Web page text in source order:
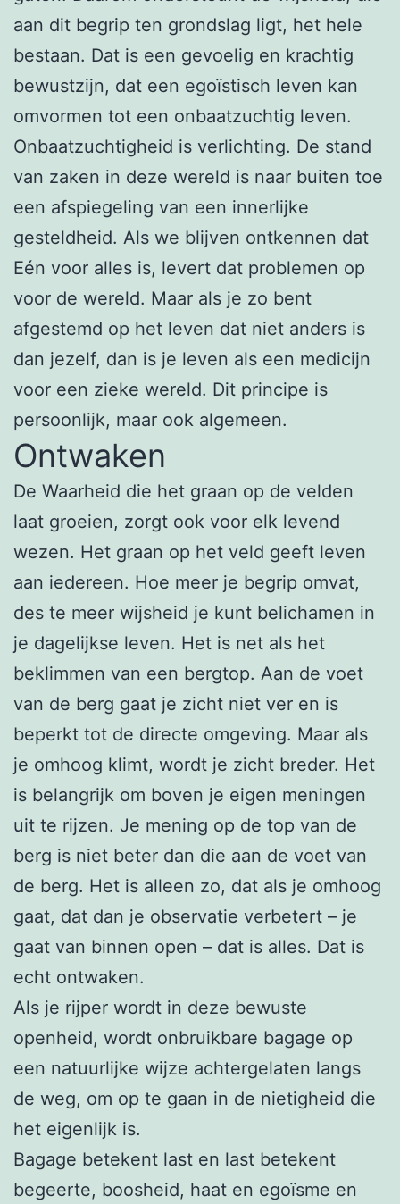
aan dit begrip ten grondslag ligt, het hele
bestaan. Dat is een gevoelig en krachtig
bewustzijn, dat een egoïstisch leven kan
omvormen tot een onbaatzuchtig leven.
Onbaatzuchtigheid is verlichting. De stand
van zaken in deze wereld is naar buiten toe
een afspiegeling van een innerlijke
gesteldheid. Als we blijven ontkennen dat
Eén voor alles is, levert dat problemen op
voor de wereld. Maar als je zo bent
afgestemd op het leven dat niet anders is
dan jezelf, dan is je leven als een medicijn
voor een zieke wereld. Dit principe is
persoonlijk, maar ook algemeen.
Ontwaken
De Waarheid die het graan op de velden
laat groeien, zorgt ook voor elk levend
wezen. Het graan op het veld geeft leven
aan iedereen. Hoe meer je begrip omvat,
des te meer wijsheid je kunt belichamen in
je dagelijkse leven. Het is net als het
beklimmen van een bergtop. Aan de voet
van de berg gaat je zicht niet ver en is
beperkt tot de directe omgeving. Maar als
je omhoog klimt, wordt je zicht breder. Het
is belangrijk om boven je eigen meningen
uit te rijzen. Je mening op de top van de
berg is niet beter dan die aan de voet van
de berg. Het is alleen zo, dat als je omhoog
gaat, dat dan je observatie verbetert – je
gaat van binnen open – dat is alles. Dat is
echt ontwaken.
Als je rijper wordt in deze bewuste
openheid, wordt onbruikbare bagage op
een natuurlijke wijze achtergelaten langs
de weg, om op te gaan in de nietigheid die
het eigenlijk is.
Bagage betekent last en last betekent
begeerte, boosheid, haat en egoïsme en